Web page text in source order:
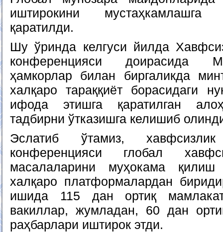
иштирокини
қаратилди.
Шу ўринда келгуси йилда
конференцияси доирасида
ҳамкорлар билан биргаликда
халқаро тараққиёт борасидаги
ифода этишга қаратилган
тадбирни ўтказишга келишиб
Эслатиб ўтамиз,
конференцияси глобал
масалаларини муҳокама
халқаро платформалардан
ишида 115 дан ортиқ
вакиллар, жумладан, 60 дан
раҳбарлари иштирок этди.